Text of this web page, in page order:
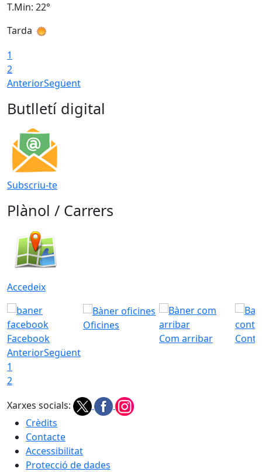
T.Min: 22°
Tarda
1
2
AnteriorSegüent
Butlletí digital
Subscriu-te
Plànol / Carrers
Accedeix
Facebook
Oficines
Com arribar
AnteriorSegüent
1
2
Xarxes socials:
Crèdits
Contacte
Accessibilitat
Protecció de dades